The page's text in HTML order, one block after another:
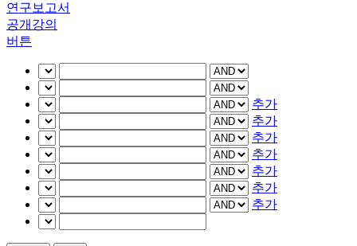
연구보고서
공개강의
버튼
추가
추가
추가
추가
추가
추가
추가